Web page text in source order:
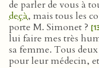
de parler de vous à
deçà, mais tous les
porte M. Simonet ?
lui faire mes très
sa femme. Tous
pour leur médecin,